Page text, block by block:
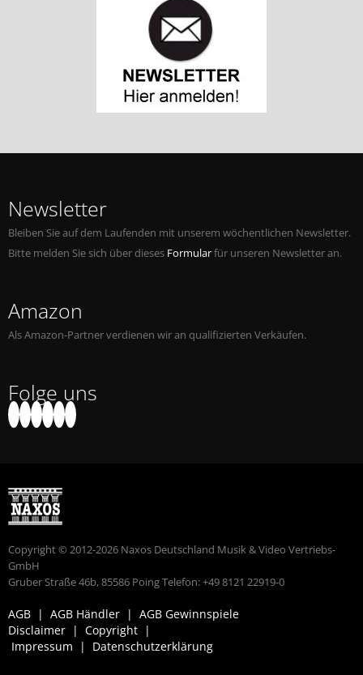
Newsletter
Bleiben Sie auf dem Laufenden mit unserem wöchentlichen Newsletter.
Bitte melden Sie sich über dieses Formularfür unseren Newsletter an.
Amazon
Als Amazon-Partner verdienen wir an qualifizierten Verkäufen.
Folge uns
Copyright © 2012-2026 Naxos Deutschland Musik & Video Vertriebs-
GmbH
Gruber Straße 46b, 85586 Poing Telefon: +49 8121 22919-0
AGB | AGB Händler | AGB Gewinnspiele
Disclaimer | Copyright |
Impressum
| Datenschutzerklärung